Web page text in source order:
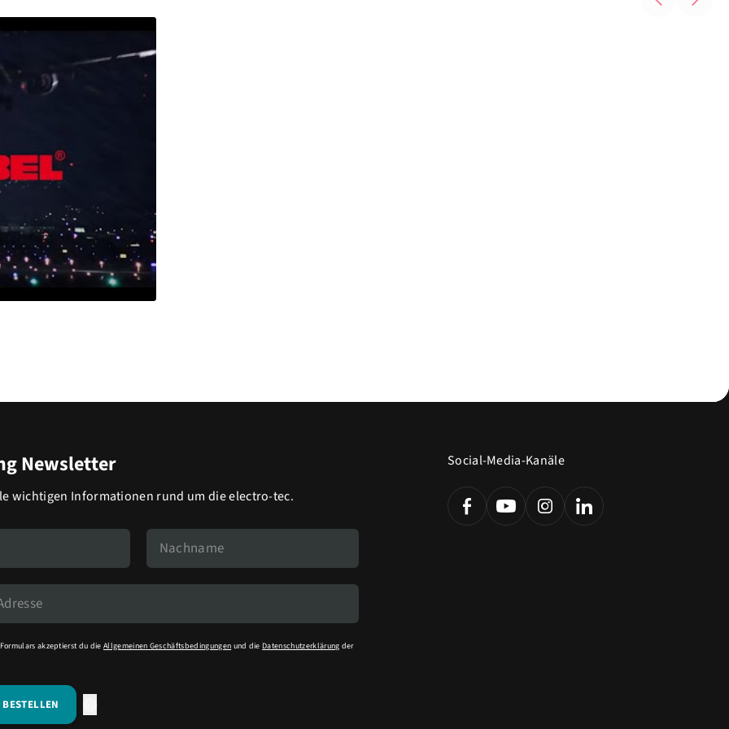
Newsletter
wichtigen Informationen rund um die electro-tec.
akzeptierst du die Allgemeinen Geschäftsbedingungen und die Datenschutzerklärung der
Social-Media-Kanäle